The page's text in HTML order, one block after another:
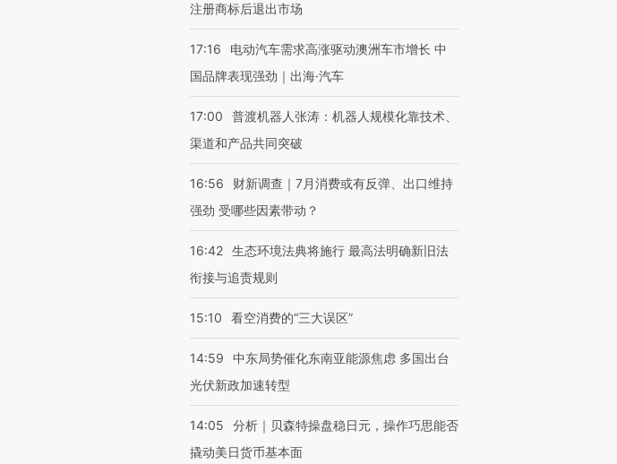
注册商标后退出市场
17:16
电动汽车需求高涨驱动澳洲车市增长 中
国品牌表现强劲｜出海·汽车
17:00
普渡机器人张涛：机器人规模化靠技术、
渠道和产品共同突破
16:56
财新调查｜7月消费或有反弹、出口维持
强劲 受哪些因素带动？
16:42 生态环境法典将施行 最高法明确新旧法
衔接与追责规则
15:10 看空消费的“三大误区”
14:59
中东局势催化东南亚能源焦虑 多国出台
光伏新政加速转型
14:05
分析｜贝森特操盘稳日元，操作巧思能否
撬动美日货币基本面